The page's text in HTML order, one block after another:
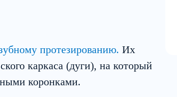
протезированию. Их
каркаса (дуги), на который
коронками.